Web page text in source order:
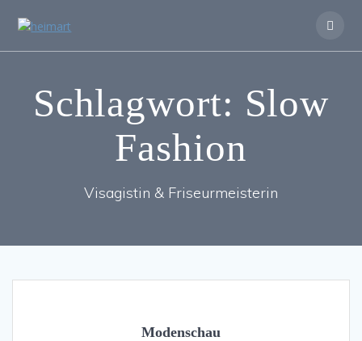
Schlagwort: Slow
Fashion
Visagistin & Friseurmeisterin
Modenschau